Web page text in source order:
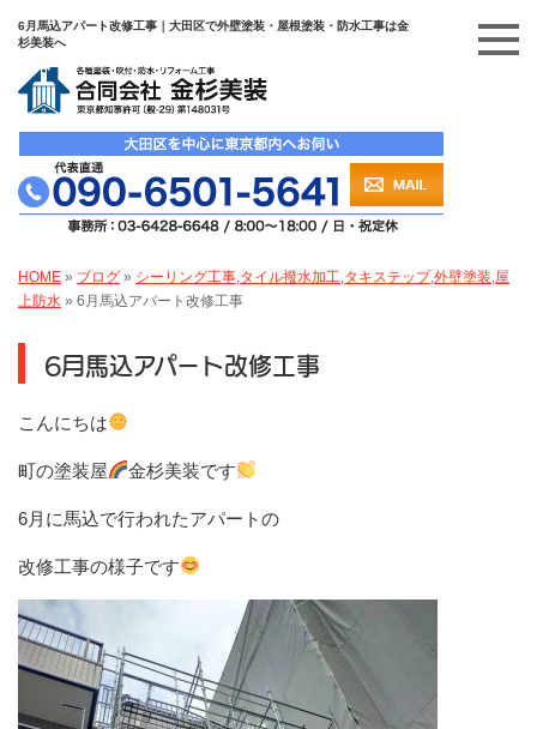
6月馬込アパート改修工事｜大田区で外壁塗装・屋根塗装・防水工事は金
杉美装へ
HOME » ブログ » シーリング工事 タイル撥水加工 タキステップ,外壁塗装 屋
上防水 » 6月馬込アパート改修工事
6月馬込アパート改修工事
こんにちは
町の塗装屋 金杉美装です
6月に馬込で行われたアパートの
改修工事の様子です